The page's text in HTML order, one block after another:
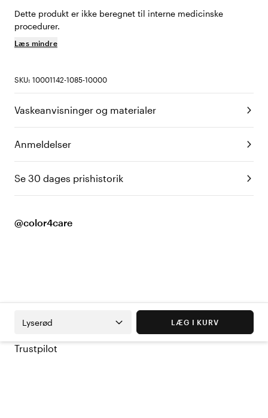
Dette produkt er ikke beregnet til interne medicinske
procedurer.
Læs mindre
SKU: 10001142-1085-10000
Vaskeanvisninger og materialer
Anmeldelser
Se 30 dages prishistorik
@color4care
Lyserød LÆG I KURV
Trustpilot